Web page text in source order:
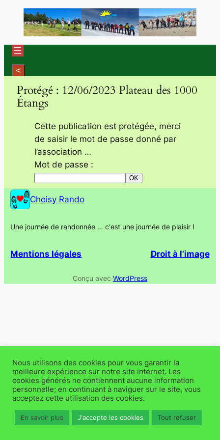
contenu
Protégé : 12/06/2023 Plateau des 1000
Étangs
Cette publication est protégée, merci
de saisir le mot de passe donné par
l’association …
Mot de passe :
Choisy Rando
Une journée de randonnée … c'est une journée de plaisir !
Mentions légales Droit à l’image
Conçu avec WordPress
Nous utilisons des cookies pour vous garantir la
meilleure expérience sur notre site internet. Les
cookies générés ne contiennent aucune information
personnelle; en continuant à naviguer sur le site, vous
acceptez cette utilisation des cookies.
En savoir plus J'accepte les cookies Tout refuser